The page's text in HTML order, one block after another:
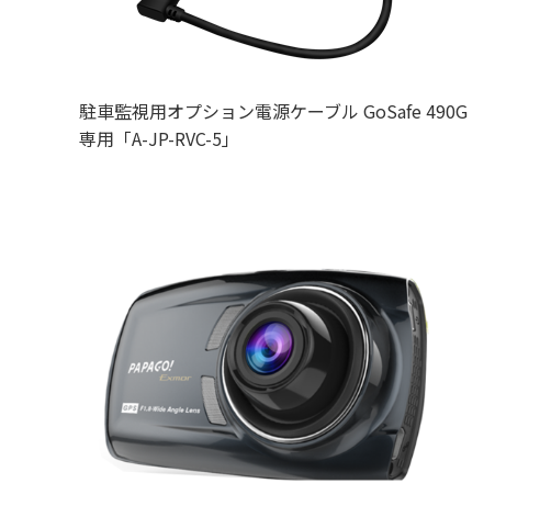
駐車監視用オプション電源ケーブル GoSafe 490G
専用「A-JP-RVC-5」